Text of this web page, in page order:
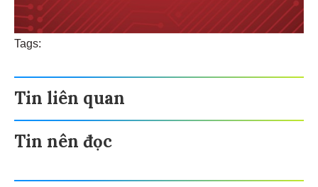
Tags:
Tin liên quan
Tin nên đọc